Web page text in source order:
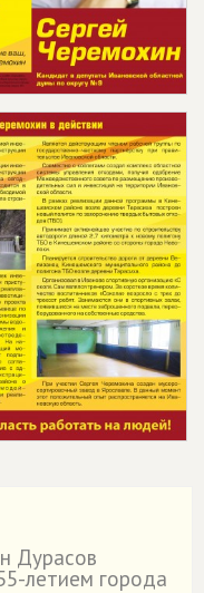
Дурасов
летием города